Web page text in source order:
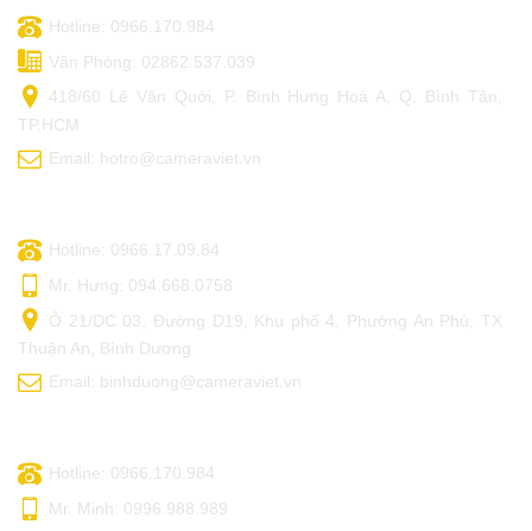
Hotline: 0966.170.984
Văn Phòng: 02862.537.039
418/60 Lê Văn Quới, P. Bình Hưng Hoà A, Q. Bình Tân,
TP.HCM
Email: hotro@cameraviet.vn
Hotline: 0966.17.09.84
Mr. Hưng: 094.668.0758
Ô 21/DC 03, Đường D19, Khu phố 4, Phường An Phú, TX
Thuận An, Bình Dương
Email: binhduong@cameraviet.vn
Hotline: 0966.170.984
Mr. Minh: 0996.988.989